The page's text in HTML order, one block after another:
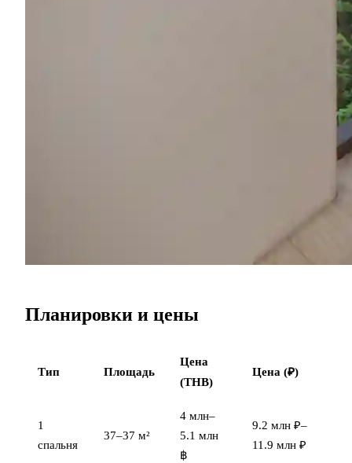
Планировки и цены
Тип Площадь
Цена
(THB)
Цена (₽)
1
спальня
37–37 м²
4 млн–
5.1 млн
฿
9.2 млн ₽–
11.9 млн ₽